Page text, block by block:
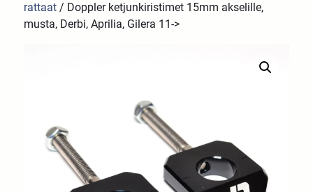
rattaat / Doppler ketjunkiristimet 15mm akselille,
musta, Derbi, Aprilia, Gilera 11->